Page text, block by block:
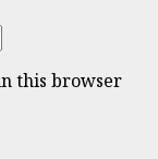
this browser